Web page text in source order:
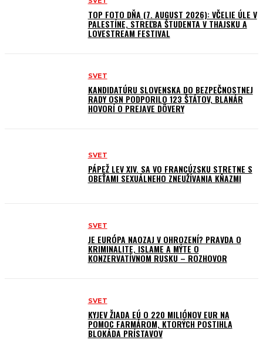
TOP FOTO DŇA (7. AUGUST 2026): VČELIE ÚLE V
PALESTÍNE, STREĽBA ŠTUDENTA V THAJSKU A
LOVESTREAM FESTIVAL
SVET
KANDIDATÚRU SLOVENSKA DO BEZPEČNOSTNEJ
RADY OSN PODPORILO 123 ŠTÁTOV, BLANÁR
HOVORÍ O PREJAVE DÔVERY
SVET
PÁPEŽ LEV XIV. SA VO FRANCÚZSKU STRETNE S
OBEŤAMI SEXUÁLNEHO ZNEUŽÍVANIA KŇAZMI
SVET
JE EURÓPA NAOZAJ V OHROZENÍ? PRAVDA O
KRIMINALITE, ISLAME A MÝTE O
KONZERVATÍVNOM RUSKU – ROZHOVOR
SVET
KYJEV ŽIADA EÚ O 220 MILIÓNOV EUR NA
POMOC FARMÁROM, KTORÝCH POSTIHLA
BLOKÁDA PRÍSTAVOV